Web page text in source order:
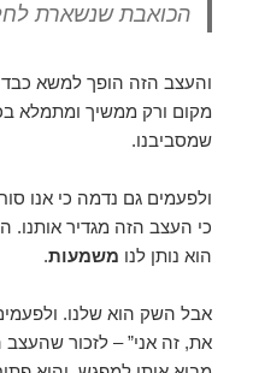
הכואבת שנשארת
והעצב הזה הופך למשא
מקום ורק ממשיך ומתמלא
שמסביבנו.
ולפעמים גם נדמה כי אנו
כי העצב הזה מגדיר אותנו.
הוא נותן לנו משמעות.
אבל השק הוא שלנו.
את, זה אני” – לזכור